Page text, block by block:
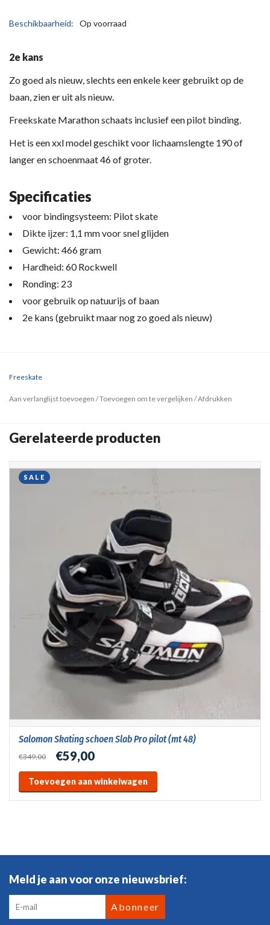
Beschikbaarheid: Op voorraad
2e kans
Zo goed als nieuw, slechts een enkele keer gebruikt op de
baan, zien er uit als nieuw.
Freekskate Marathon schaats inclusief een pilot binding.
Het is een xxl model geschikt voor lichaamslengte 190 of
langer en schoenmaat 46 of groter.
Specificaties
voor bindingsysteem: Pilot skate
Dikte ijzer: 1,1 mm voor snel glijden
Gewicht: 466 gram
Hardheid: 60 Rockwell
Ronding: 23
voor gebruik op natuurijs of baan
2e kans (gebruikt maar nog zo goed als nieuw)
Freeskate
Aan verlanglijst toevoegen /Toevoegen om te vergelijken /Afdrukken
Gerelateerde producten
SALE
Salomon Skating schoen Slab Pro pilot (mt 48)
€349,00 €59,00
Toevoegen aan winkelwagen
Meld je aan voor onze nieuwsbrief:
Abonneer